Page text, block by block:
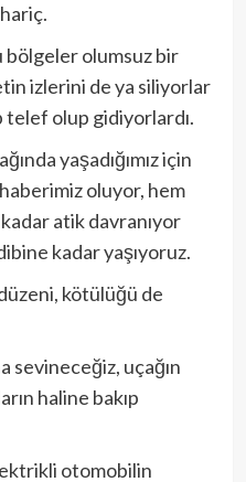
olumsuz bir
izlerini de ya siliyorlar
olup gidiyorlardı.
yaşadığımız için
oluyor, hem
atik davranıyor
kadar yaşıyoruz.
kötülüğü de
sevineceğiz, uçağın
haline bakıp
otomobilin